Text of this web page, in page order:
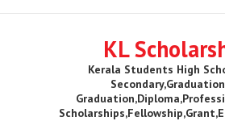
KL
Kerala Students High